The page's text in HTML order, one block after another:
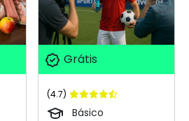
Grátis
(4.7)
Básico